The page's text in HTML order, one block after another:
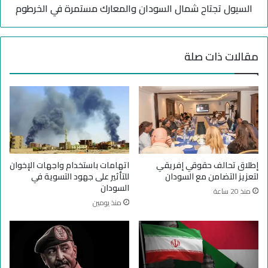
.
ن
ح
ج
م
ا
ع
ي
ف
ي
أ
د
ا
ل
ا
ل
س
و
د
ا
ن
و
ا
ل
ع
ر
السيول تجتاح شمال السودان والمعارك مستمرة في الخرطوم
مقالات ذات صلة
إطلاق تحالف حقوقي إفريقي
لتعزيز التضامن مع السودان
منذ 20 ساعة
اتهامات باستخدام واجهات الإخوان
للتأثير على جهود التسوية في
السودان
منذ يومين